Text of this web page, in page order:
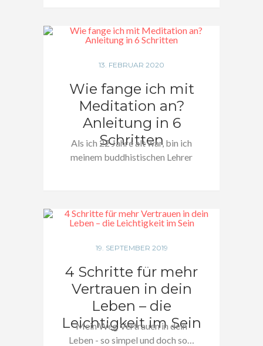
13. FEBRUAR 2020
Wie fange ich mit
Meditation an?
Anleitung in 6
Schritten
Als ich 22 Jahre alt war, bin ich
meinem buddhistischen Lehrer
19. SEPTEMBER 2019
4 Schritte für mehr
Vertrauen in dein
Leben – die
Leichtigkeit im Sein
Mein Weg Vertrauen in dein
Leben - so simpel und doch so…